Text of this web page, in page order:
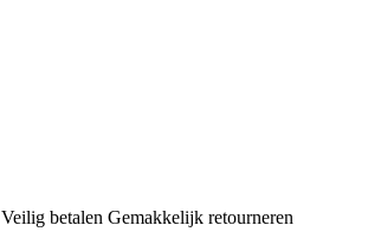
Veilig betalen Gemakkelijk retourneren